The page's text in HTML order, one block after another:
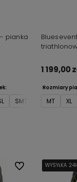
pianka
SMT
1 199,00
Rozmiary
MT XL
Do ulubionych
WYSYŁKA
WYSYŁKA
WYSYŁKA